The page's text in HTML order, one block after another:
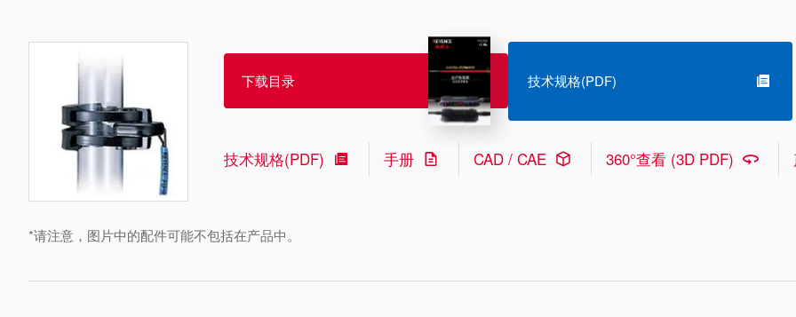
*请注意，图片中的配件可能不包括在产品中。
下载目录 技术规格(PDF)
技术规格(PDF) 手册 CAD / CAE 360°查看 (3D PDF)